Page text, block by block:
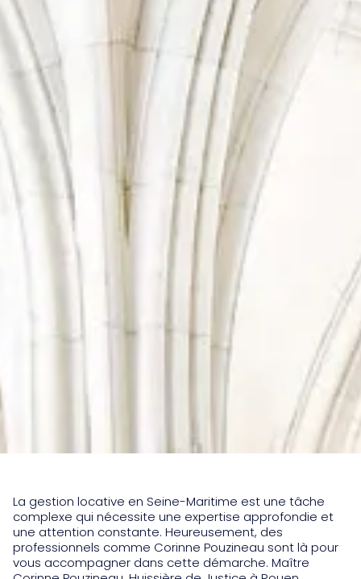
La gestion locative en Seine-Maritime est une tâche
complexe qui nécessite une expertise approfondie et
une attention constante. Heureusement, des
professionnels comme Corinne Pouzineau sont là pour
vous accompagner dans cette démarche. Maître